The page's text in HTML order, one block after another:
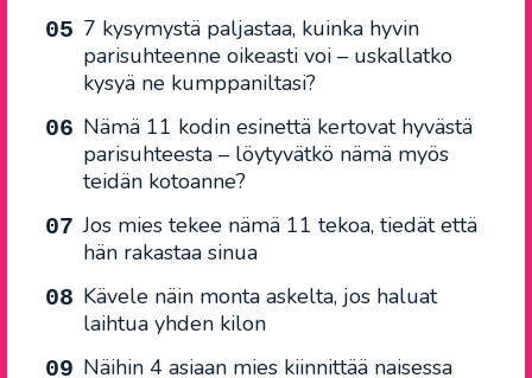
7 kysymystä paljastaa, kuinka hyvin
parisuhteenne oikeasti voi – uskallatko
kysyä ne kumppaniltasi?
Nämä 11 kodin esinettä kertovat hyvästä
parisuhteesta – löytyvätkö nämä myös
teidän kotoanne?
Jos mies tekee nämä 11 tekoa, tiedät että
hän rakastaa sinua
Kävele näin monta askelta, jos haluat
laihtua yhden kilon
Näihin 4 asiaan mies kiinnittää naisessa